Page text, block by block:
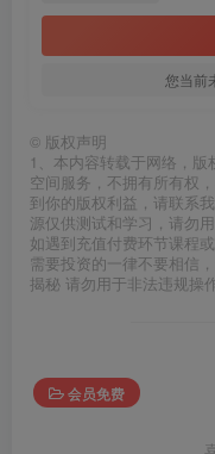
您当前
© 版权声明
1、本内容转载于网络，
空间服务，不拥有所有权
到你的版权利益，请联系
源仅供测试和学习，请勿
如遇到充值付费环节课程
需要投资的一律不要相信
揭秘 请勿用于非法违规操
会员免费